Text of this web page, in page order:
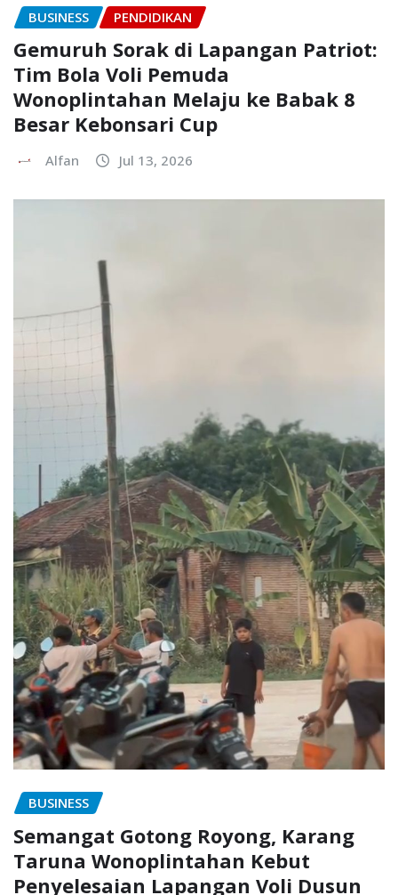
BUSINESS PENDIDIKAN
Gemuruh Sorak di Lapangan Patriot:
Tim Bola Voli Pemuda
Wonoplintahan Melaju ke Babak 8
Besar Kebonsari Cup
Alfan Jul 13, 2026
BUSINESS
Semangat Gotong Royong, Karang
Taruna Wonoplintahan Kebut
Penyelesaian Lapangan Voli Dusun